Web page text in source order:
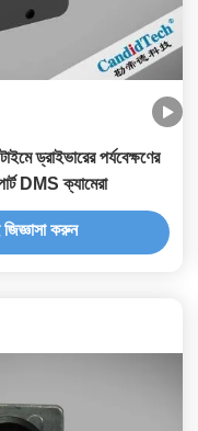
ড্রাইভারের পর্যবেক্ষণের
DMS ক্যামেরা
করুন